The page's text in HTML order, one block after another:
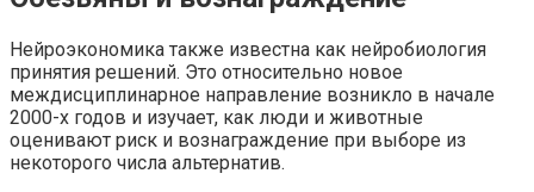
Нейроэкономика также известна как нейробиология
принятия решений. Это относительно новое
междисциплинарное направление возникло в начале
2000-х годов и изучает, как люди и животные
оценивают риск и вознаграждение при выборе из
некоторого числа альтернатив.